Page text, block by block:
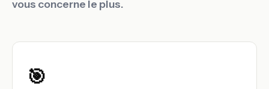
vous concerne le plus.
🎯